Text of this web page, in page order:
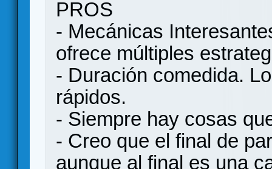
PROS
- Mecánicas
ofrece múltiples
- Duración comedida.
rápidos.
- Siempre hay cosas
- Creo que el final de
aunque al final es una